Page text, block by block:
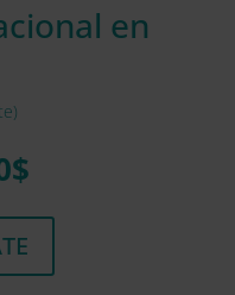
en
$
actual
700,00$.